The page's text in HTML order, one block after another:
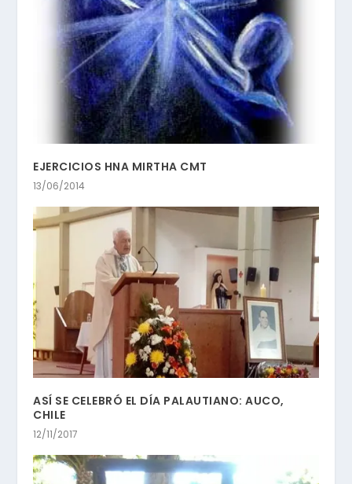
EJERCICIOS HNA MIRTHA CMT
13/06/2014
ASÍ SE CELEBRÓ EL DÍA PALAUTIANO: AUCO,
CHILE
12/11/2017